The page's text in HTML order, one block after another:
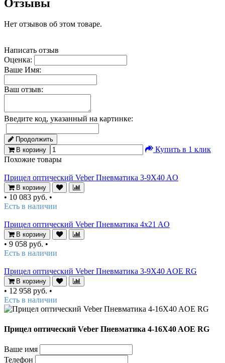
Отзывы
Нет отзывов об этом товаре.
Написать отзыв
Оценка:
Ваше Имя:
Ваш отзыв:
Введите код, указанный на картинке:
Продолжить
В корзину
Купить в 1 клик
Похожие товары
Прицел оптический Veber Пневматика 3-9X40 AO
В корзину
• 10 083 руб. •
Есть в наличии
Прицел оптический Veber Пневматика 4x21 AO
В корзину
• 9 058 руб. •
Есть в наличии
Прицел оптический Veber Пневматика 3-9X40 AOE RG
В корзину
• 12 958 руб. •
Есть в наличии
Прицел оптический Veber Пневматика 4-16X40 AOE RG
Ваше имя
Телефон